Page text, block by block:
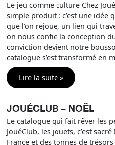
Le jeu comme culture Chez
simple produit : c’est une idée
que l’on rejoue, un lien qui
on nous confie la conception
conviction devient notre
catalogue s’est transformé en
Lire la suite »
JOUÉCLUB – NOËL
Le catalogue qui fait rêver les
JouéClub, les jouets, c’est
France et des tonnes de